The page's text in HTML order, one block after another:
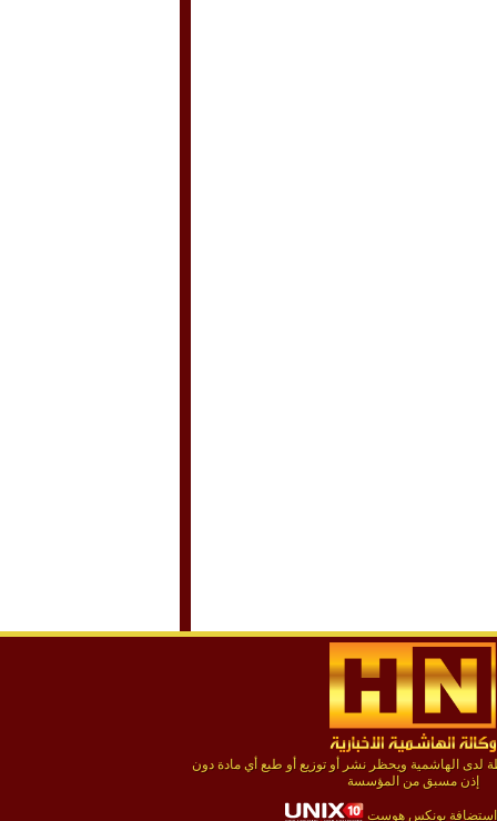
الهاشمية ويحظر نشر أو توزيع أو طبع أي مادة دون
إذن مسبق من المؤسسة
يونكس هوست